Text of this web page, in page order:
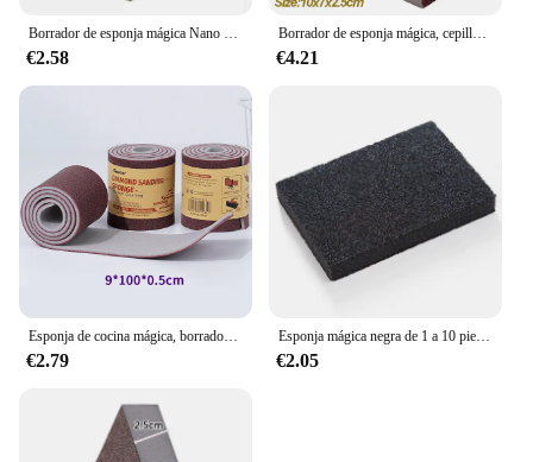
€2.58
Borrador de esponja mágica, cepillo de limpieza de eliminación de óxido de carborundo para olla, utensilios de cocina de acero inoxidable, Herramientas de limpieza de cocina
€4.21
€2.79
Esponja mágica negra de 1 a 10 piezas, cepillo de limpieza de ollas, eliminador de óxido de esmeril, cepillo para platos, limpiador de ollas
€2.05